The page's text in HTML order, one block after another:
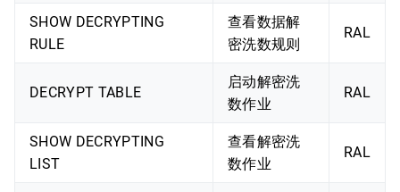
SHOW DECRYPTING
RULE
查看数据解
密洗数规则
RAL
DECRYPT TABLE
启动解密洗
数作业
RAL
SHOW DECRYPTING
LIST
查看解密洗
数作业
RAL